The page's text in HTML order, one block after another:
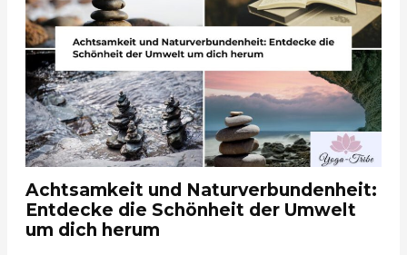
Achtsamkeit und Naturverbundenheit:
Entdecke die Schönheit der Umwelt
um dich herum